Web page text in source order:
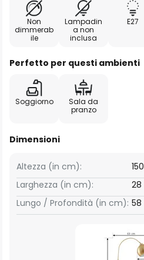
Non
dimmerab
ile
Lampadin
a non
inclusa
E27
Perfetto per questi ambienti
Soggiorno
Sala da
pranzo
Dimensioni
Larghezza (in cm): 28
Altezza (in cm): 150
Lungo / Profondità (in cm): 58